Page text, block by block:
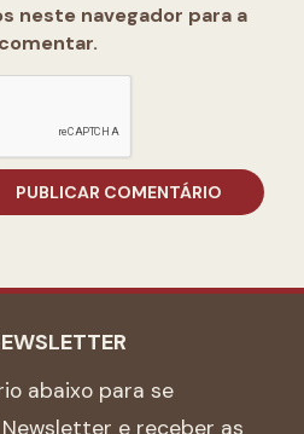
neste navegador para a
abaixo para se
e receber as